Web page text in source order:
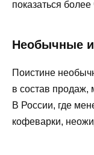
показаться
Необычные
Поистине
в состав продаж,
В России, где
кофеварки,